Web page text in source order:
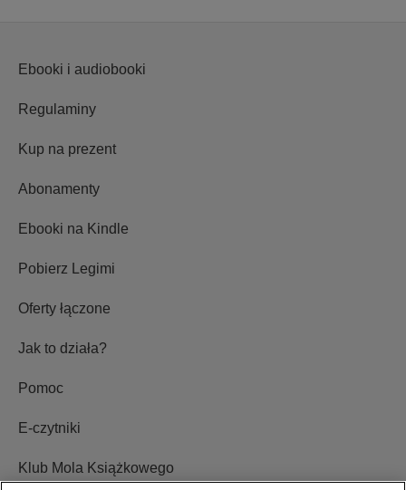
Ebooki i audiobooki
Regulaminy
Kup na prezent
Abonamenty
Ebooki na Kindle
Pobierz Legimi
Oferty łączone
Jak to działa?
Pomoc
E-czytniki
Klub Mola Książkowego